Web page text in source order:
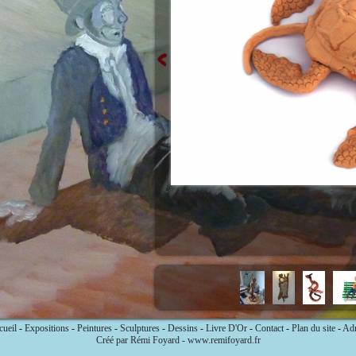
- Expositions- Peintures- Sculptures- Dessins- Livre D'Or- Contact- Plan du site-
Créé par Rémi Foyard - www.remifoyard.fr